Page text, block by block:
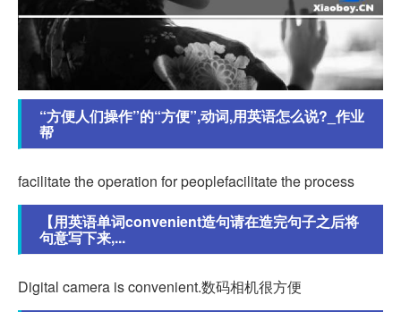
“方便人们操作”的“方便”,动词,用英语怎么说?_作业
帮
facilitate the operation for peoplefacilitate the process
【用英语单词convenient造句请在造完句子之后将
句意写下来,...
Digital camera is convenient.数码相机很方便